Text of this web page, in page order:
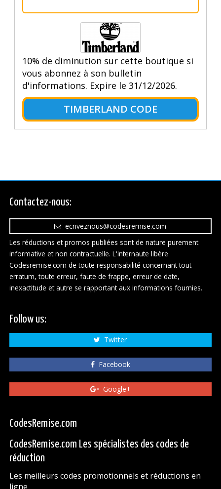
10% de diminution sur cette boutique si
vous abonnez à son bulletin
d'informations. Expire le 31/12/2026.
TIMBERLAND CODE
Contactez-nous:
ecriveznous@codesremise.com
Les réductions et promos publiées sont de nature purement
informative et non contractuelle. L'internaute libère
Codesremise.com de toute responsabilité concernant tout
erratum, toute erreur, faute de frappe, erreur de date,
inexactitude et autre se rapportant aux informations fournies.
Follow us:
Twitter
Facebook
Google+
CodesRemise.com
CodesRemise.com Les spécialistes des codes de
réduction
Les meilleurs codes promotionnels et réductions en
ligne